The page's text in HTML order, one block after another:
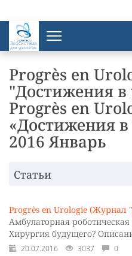
Экосистема
для урологов
Progrès en
"Достижения в
Progrès en
«Достижения
2016 Январь
Статьи
Progrès en Urologie (Журнал
Амбулаторная
Хирургия будущего?
20.07.2016 3037 0